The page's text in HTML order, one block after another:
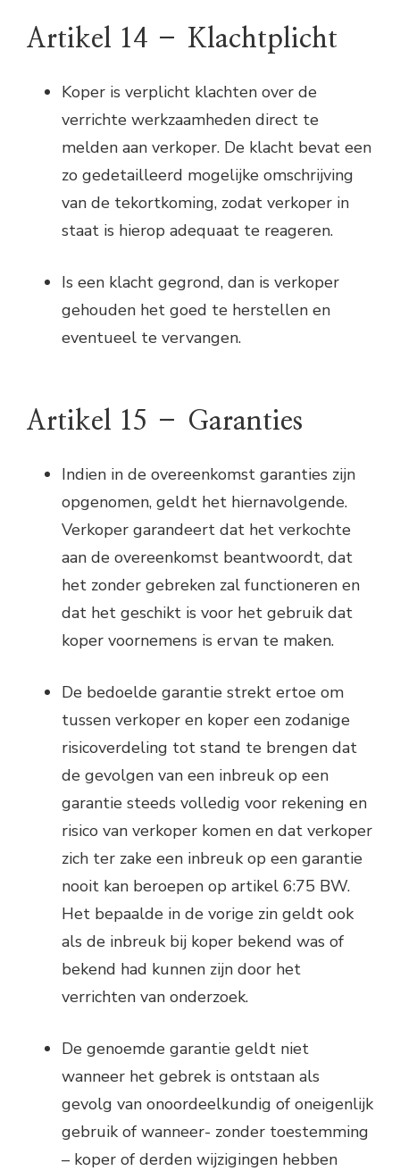
Artikel 14 – Klachtplicht
Koper is verplicht klachten over de
verrichte werkzaamheden direct te
melden aan verkoper. De klacht bevat een
zo gedetailleerd mogelijke omschrijving
van de tekortkoming, zodat verkoper in
staat is hierop adequaat te reageren.
Is een klacht gegrond, dan is verkoper
gehouden het goed te herstellen en
eventueel te vervangen.
Artikel 15 – Garanties
Indien in de overeenkomst garanties zijn
opgenomen, geldt het hiernavolgende.
Verkoper garandeert dat het verkochte
aan de overeenkomst beantwoordt, dat
het zonder gebreken zal functioneren en
dat het geschikt is voor het gebruik dat
koper voornemens is ervan te maken.
De bedoelde garantie strekt ertoe om
tussen verkoper en koper een zodanige
risicoverdeling tot stand te brengen dat
de gevolgen van een inbreuk op een
garantie steeds volledig voor rekening en
risico van verkoper komen en dat verkoper
zich ter zake een inbreuk op een garantie
nooit kan beroepen op artikel 6:75 BW.
Het bepaalde in de vorige zin geldt ook
als de inbreuk bij koper bekend was of
bekend had kunnen zijn door het
verrichten van onderzoek.
De genoemde garantie geldt niet
wanneer het gebrek is ontstaan als
gevolg van onoordeelkundig of oneigenlijk
gebruik of wanneer- zonder toestemming
– koper of derden wijzigingen hebben